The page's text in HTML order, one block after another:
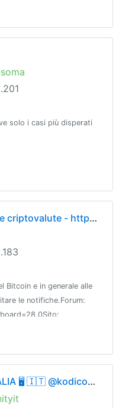
Regolamento
solo i casi più disperati
Bitcoin Italia - Il mondo delle criptovalute - https://t.me/bitcoinitalia
Bitcoin e in generale alle
le notifiche.Forum:
altre chat:
🇮🇹 🖥 KODI Community ITALIA 🖥 🇮🇹 @kodicommunityit